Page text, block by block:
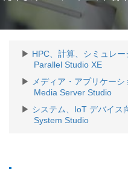
HPC、計算、シミュレ
Parallel Studio XE
メディア・アプリケー
Media Server Studio
システム、IoT デバイス
System Studio